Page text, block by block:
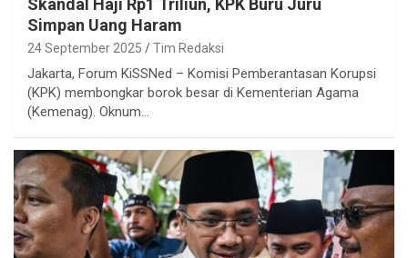
Skandal Haji Rp1 Triliun, KPK Buru Juru
Simpan Uang Haram
24 September 2025 Tim Redaksi
Jakarta, Forum KiSSNed – Komisi Pemberantasan Korupsi
(KPK) membongkar borok besar di Kementerian Agama
(Kemenag). Oknum…